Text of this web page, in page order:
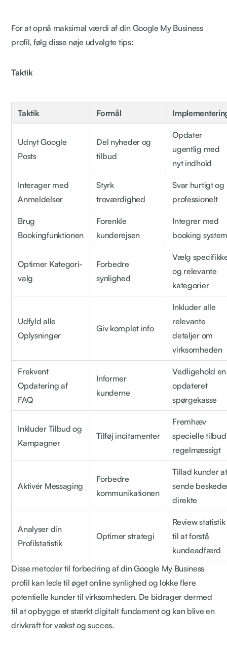
For at opnå maksimal værdi af din Google My Business
profil, følg disse nøje udvalgte tips:
Taktik
Taktik Formål
Udnyt Google
Posts
Del nyheder og
tilbud
Opdater
ugentlig med
nyt indhold
Interager med
Anmeldelser
Styrk
troværdighed
Svar hurtigt og
professionelt
Brug
Bookingfunktionen
Forenkle
kunderejsen
Integrer med
booking system
Optimer Kategori-
valg
Forbedre
synlighed
Vælg
og relevante
kategorier
Udfyld alle
Oplysninger
Giv komplet info
Inkluder alle
relevante
detaljer om
virksomheden
Frekvent
Opdatering af
FAQ
Informer
kunderne
Vedligehold en
opdateret
spørgekasse
Inkluder Tilbud og
Kampagner
Tilføj incitamenter
Fremhæv
specielle tilbud
regelmæssigt
Aktivér Messaging
Forbedre
kommunikationen
Tillad kunder at
sende
direkte
Analyser din
Profilstatistik
Optimer strategi
Review statistik
til at forstå
kundeadfærd
Disse metoder til forbedring af din Google My Business
profil kan lede til øget online synlighed og lokke flere
potentielle kunder til virksomheden. De bidrager dermed
til at opbygge et stærkt digitalt fundament og kan blive en
drivkraft for vækst og succes.